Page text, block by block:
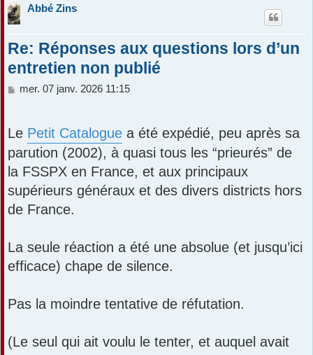
Abbé Zins
Re: Réponses aux questions lors d’un
entretien non publié
M
a
g
mer. 07 janv. 2026 11:15
Le Petit Catalogue a été expédié, peu après sa
parution (2002), à quasi tous les “prieurés” de
la FSSPX en France, et aux principaux
supérieurs généraux et des divers districts hors
de France.
La seule réaction a été une absolue (et jusqu’ici
efficace) chape de silence.
Pas la moindre tentative de réfutation.
(Le seul qui ait voulu le tenter, et auquel avait